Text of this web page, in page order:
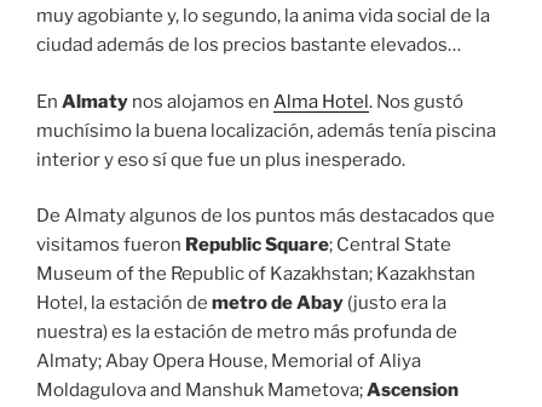
muy agobiante y, lo segundo, la anima vida social de la
ciudad además de los precios bastante elevados…
En Almaty nos alojamos en Alma Hotel. Nos gustó
muchísimo la buena localización, además tenía piscina
interior y eso sí que fue un plus inesperado.
De Almaty algunos de los puntos más destacados que
visitamos fueron Republic Square; Central State
Museum of the Republic of Kazakhstan; Kazakhstan
Hotel, la estación de metro de Abay (justo era la
nuestra) es la estación de metro más profunda de
Almaty; Abay Opera House, Memorial of Aliya
Moldagulova and Manshuk Mametova;Ascension